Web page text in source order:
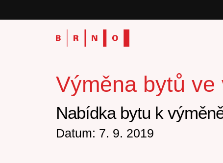
Výměna bytů
Nabídka bytu k
Datum: 7. 9. 2019